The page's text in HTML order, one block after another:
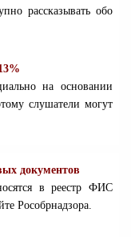
рассказывать обо
на основании
слушатели могут
документов
в реестр ФИС
Рособрнадзора.